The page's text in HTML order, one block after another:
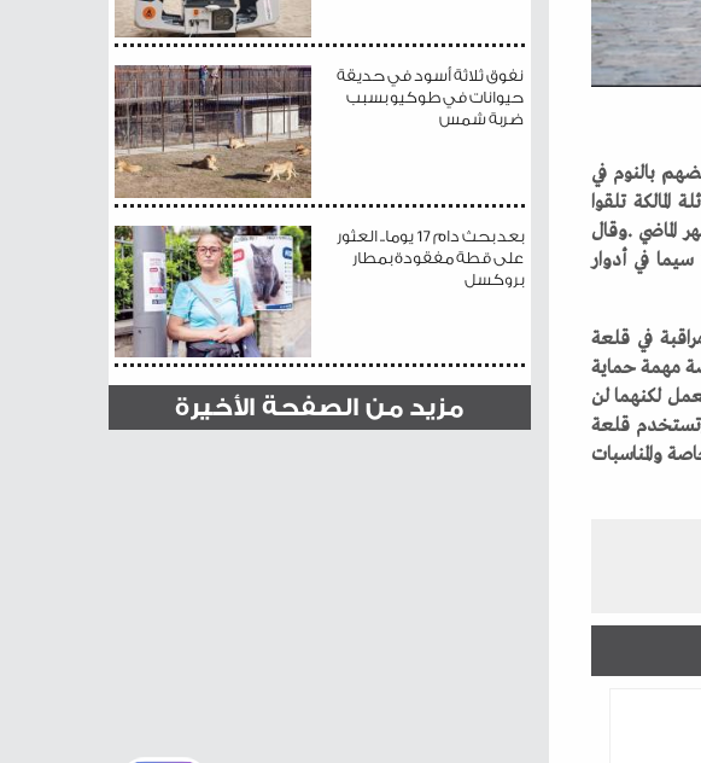
‬متحدث‭ ‬باسم‭ ‬الشرطة‭: ‬‮«‬السلوك‭ ‬المزعوم‭ ‬لا‭ ‬يرقى‭ ‬إلى‭ ‬مستوى‭ ‬المعايير‭ ‬العالية‭ ‬المتوقعة‭ ‬من‭ ‬أفراد‭ ‬الشرطة،‭ ‬ولا‭ ‬سيما‭ ‬في‭ ‬أدوار‭
نفوق ثلاثة أسود في حديقة
حيوانات في طوكيو بسبب
ضربة شمس
بعد بحث دام 17 يوما.. العثور
على قطة مفقودة بمطار
بروكسل
مزيد من الصفحة الأخيرة